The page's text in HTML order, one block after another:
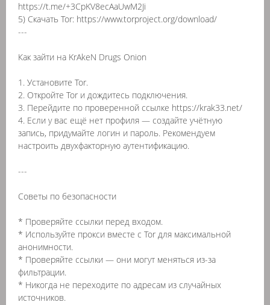
https://t.me/+3CpKV8ecAaUwM2Ji
5) Скачать Tor: https://www.torproject.org/download/
---
Как зайти на KrAkeN Drugs Onion
1. Установите Tor.
2. Откройте Tor и дождитесь подключения.
3. Перейдите по проверенной ссылке https://krak33.net/
4. Если у вас ещё нет профиля — создайте учётную
запись, придумайте логин и пароль. Рекомендуем
настроить двухфакторную аутентификацию.
---
Советы по безопасности
* Проверяйте ссылки перед входом.
* Используйте прокси вместе с Tor для максимальной
анонимности.
* Проверяйте ссылки — они могут меняться из-за
фильтрации.
* Никогда не переходите по адресам из случайных
источников.